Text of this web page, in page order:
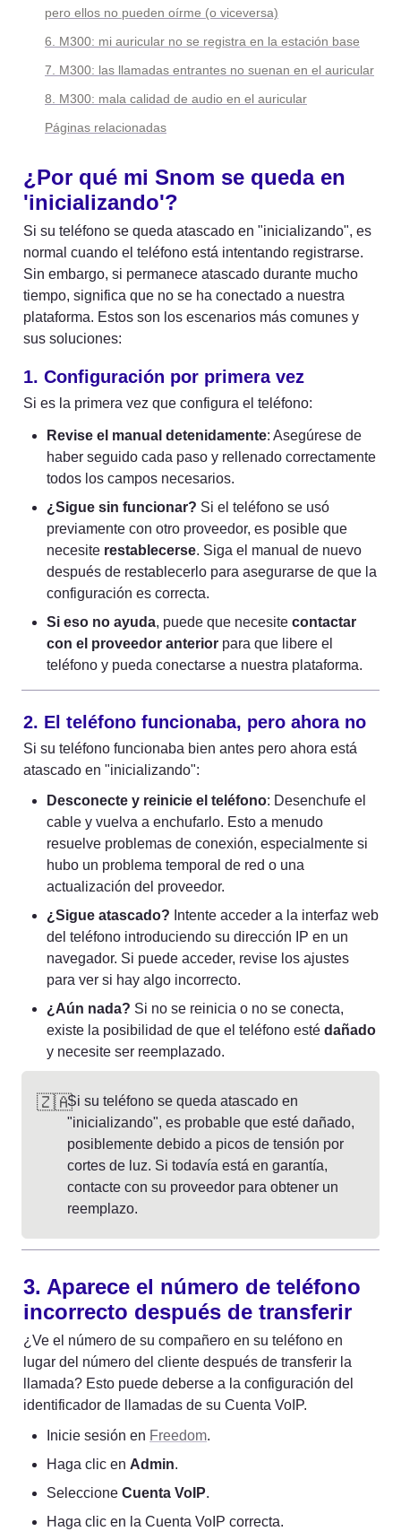
pero ellos no pueden oírme (o viceversa)
6. M300: mi auricular no se registra en la estación base
7. M300: las llamadas entrantes no suenan en el auricular
8. M300: mala calidad de audio en el auricular
Páginas relacionadas
¿Por qué mi Snom se queda en
'inicializando'?
Si su teléfono se queda atascado en "inicializando", es
normal cuando el teléfono está intentando registrarse.
Sin embargo, si permanece atascado durante mucho
tiempo, significa que no se ha conectado a nuestra
plataforma. Estos son los escenarios más comunes y
sus soluciones:
1. Configuración por primera vez
Si es la primera vez que configura el teléfono:
Revise el manual detenidamente: Asegúrese de
haber seguido cada paso y rellenado correctamente
todos los campos necesarios.
¿Sigue sin funcionar? Si el teléfono se usó
previamente con otro proveedor, es posible que
necesite restablecerse. Siga el manual de nuevo
después de restablecerlo para asegurarse de que la
configuración es correcta.
Si eso no ayuda, puede que necesite contactar
con el proveedor anterior para que libere el
teléfono y pueda conectarse a nuestra plataforma.
2. El teléfono funcionaba, pero ahora no
Si su teléfono funcionaba bien antes pero ahora está
atascado en "inicializando":
Desconecte y reinicie el teléfono: Desenchufe el
cable y vuelva a enchufarlo. Esto a menudo
resuelve problemas de conexión, especialmente si
hubo un problema temporal de red o una
actualización del proveedor.
¿Sigue atascado? Intente acceder a la interfaz web
del teléfono introduciendo su dirección IP en un
navegador. Si puede acceder, revise los ajustes
para ver si hay algo incorrecto.
¿Aún nada? Si no se reinicia o no se conecta,
existe la posibilidad de que el teléfono esté dañado
y necesite ser reemplazado.
🇿🇦Si su teléfono se queda atascado en
"inicializando", es probable que esté dañado,
posiblemente debido a picos de tensión por
cortes de luz. Si todavía está en garantía,
contacte con su proveedor para obtener un
reemplazo.
3. Aparece el número de teléfono
incorrecto después de transferir
¿Ve el número de su compañero en su teléfono en
lugar del número del cliente después de transferir la
llamada? Esto puede deberse a la configuración del
identificador de llamadas de su Cuenta VoIP.
Inicie sesión en Freedom.
Haga clic en Admin.
Seleccione Cuenta VoIP.
Haga clic en la Cuenta VoIP correcta.